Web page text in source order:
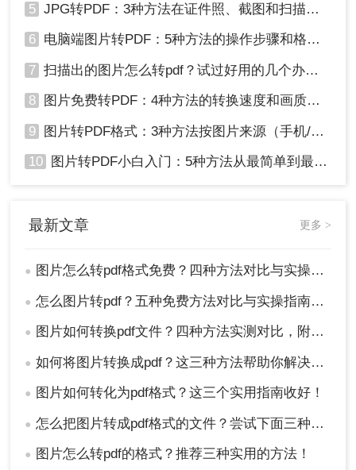
5 JPG转PDF：3种方法在证件照、截图和扫描件上的转换精度差异！
6 电脑端图片转PDF：5种方法的操作步骤和格式保留对比！
7 扫描出的图片怎么转pdf？试过好用的几个办法！
8 图片免费转PDF：4种方法的转换速度和画质损失对比！
9 图片转PDF格式：3种方法按图片来源（手机/相机/截图）选！
10 图片转PDF小白入门：5种方法从最简单到最专业逐步升级！
最新文章 更多 >
● 图片怎么转pdf格式免费？四种方法对比与实操指南（附详细表格）!
● 怎么图片转pdf？五种免费方法对比与实操指南（附详细表格）！
● 图片如何转换pdf文件？四种方法实测对比，附各场景最优选！
● 如何将图片转换成pdf？这三种方法帮助你解决问题！
● 图片如何转化为pdf格式？这三个实用指南收好！
● 怎么把图片转成pdf格式的文件？尝试下面三种方法！
● 图片怎么转pdf的格式？推荐三种实用的方法！